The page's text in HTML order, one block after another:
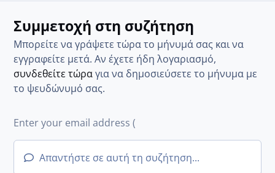
Συμμετοχή στη συζήτηση
Μπορείτε να γράψετε τώρα το μήνυμά σας και να
εγγραφείτε μετά. Αν έχετε ήδη λογαριασμό,
συνδεθείτε τώραγια να δημοσιεύσετε το μήνυμα με
το ψευδώνυμό σας.
Απαντήστε σε αυτή τη συζήτηση...